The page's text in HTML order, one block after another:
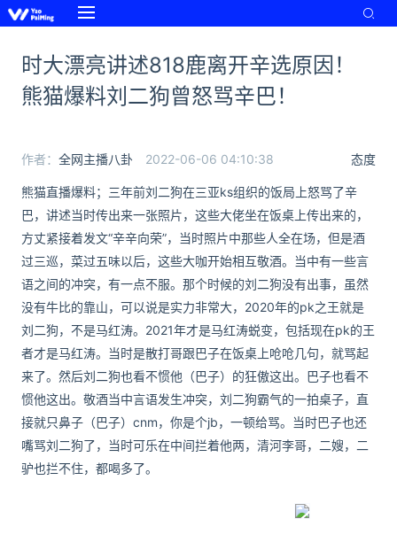
时大漂亮讲述818鹿离开辛选原因！
熊猫爆料刘二狗曾怒骂辛巴！
态度
作者： 全网主播八卦 2022-06-06 04:10:38
熊猫直播爆料；三年前刘二狗在三亚ks组织的饭局上怒骂了辛
巴，讲述当时传出来一张照片，这些大佬坐在饭桌上传出来的，
方丈紧接着发文“辛辛向荣”，当时照片中那些人全在场，但是酒
过三巡，菜过五味以后，这些大咖开始相互敬酒。当中有一些言
语之间的冲突，有一点不服。那个时候的刘二狗没有出事，虽然
没有牛比的靠山，可以说是实力非常大，2020年的pk之王就是
刘二狗，不是马红涛。2021年才是马红涛蜕变，包括现在pk的王
者才是马红涛。当时是散打哥跟巴子在饭桌上呛呛几句，就骂起
来了。然后刘二狗也看不惯他（巴子）的狂傲这出。巴子也看不
惯他这出。敬酒当中言语发生冲突，刘二狗霸气的一拍桌子，直
接就只鼻子（巴子）cnm，你是个jb，一顿给骂。当时巴子也还
嘴骂刘二狗了，当时可乐在中间拦着他两，清河李哥，二嫂，二
驴也拦不住，都喝多了。